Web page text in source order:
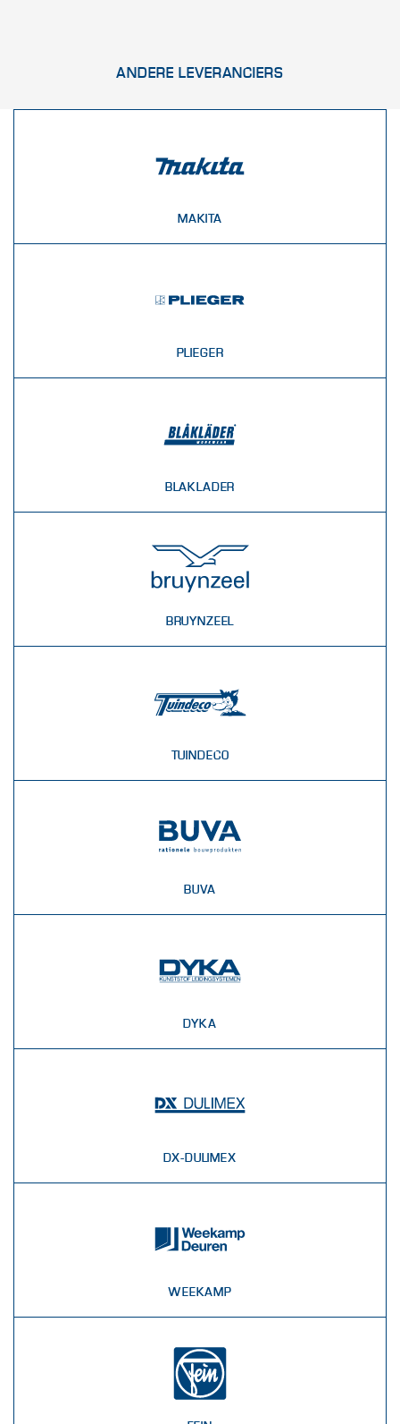
ANDERE LEVERANCIERS
MAKITA
PLIEGER
BLAKLADER
BRUYNZEEL
TUINDECO
BUVA
DYKA
DX-DULIMEX
WEEKAMP